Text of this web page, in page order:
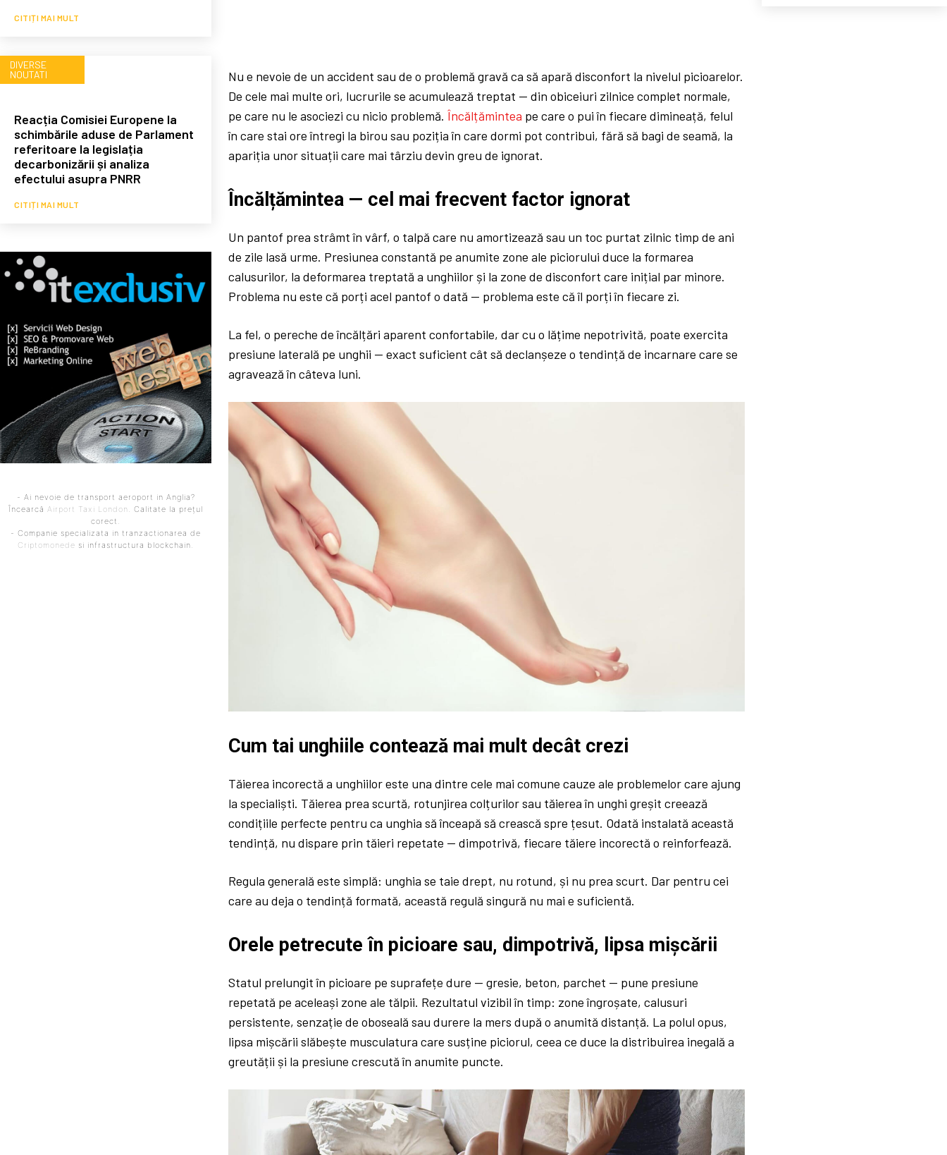
CITIȚI MAI MULT
DIVERSE
NOUTATI
Reacția Comisiei Europene la
schimbările aduse de Parlament
referitoare la legislația
decarbonizării și analiza
efectului asupra PNRR
CITIȚI MAI MULT
- Ai nevoie de transport aeroport in Anglia?
ÎncearcăAirport Taxi London . Calitate la prețul
corect.
- Companie specializata in tranzactionarea de
Criptomonede si infrastructura blockchain.
Nu e nevoie de un accident sau de o problemă gravă ca să apară disconfort la nivelul picioarelor.
De cele mai multe ori, lucrurile se acumulează treptat — din obiceiuri zilnice complet normale,
pe care nu le asociezi cu nicio problemă.Încălțămintea pe care o pui în fiecare dimineață, felul
în care stai ore întregi la birou sau poziția în care dormi pot contribui, fără să bagi de seamă, la
apariția unor situații care mai târziu devin greu de ignorat.
Încălțămintea — cel mai frecvent factor ignorat
Un pantof prea strâmt în vârf, o talpă care nu amortizează sau un toc purtat zilnic timp de ani
de zile lasă urme. Presiunea constantă pe anumite zone ale piciorului duce la formarea
calusurilor, la deformarea treptată a unghiilor și la zone de disconfort care inițial par minore.
Problema nu este că porți acel pantof o dată — problema este că îl porți în fiecare zi.
La fel, o pereche de încălțări aparent confortabile, dar cu o lățime nepotrivită, poate exercita
presiune laterală pe unghii — exact suficient cât să declanșeze o tendință de incarnare care se
agravează în câteva luni.
Cum tai unghiile contează mai mult decât crezi
Tăierea incorectă a unghiilor este una dintre cele mai comune cauze ale problemelor care ajung
la specialiști. Tăierea prea scurtă, rotunjirea colțurilor sau tăierea în unghi greșit creează
condițiile perfecte pentru ca unghia să înceapă să crească spre țesut. Odată instalată această
tendință, nu dispare prin tăieri repetate — dimpotrivă, fiecare tăiere incorectă o reinforfează.
Regula generală este simplă: unghia se taie drept, nu rotund, și nu prea scurt. Dar pentru cei
care au deja o tendință formată, această regulă singură nu mai e suficientă.
Orele petrecute în picioare sau, dimpotrivă, lipsa mișcării
Statul prelungit în picioare pe suprafețe dure — gresie, beton, parchet — pune presiune
repetată pe aceleași zone ale tălpii. Rezultatul vizibil în timp: zone îngroșate, calusuri
persistente, senzație de oboseală sau durere la mers după o anumită distanță. La polul opus,
lipsa mișcării slăbește musculatura care susține piciorul, ceea ce duce la distribuirea inegală a
greutății și la presiune crescută în anumite puncte.